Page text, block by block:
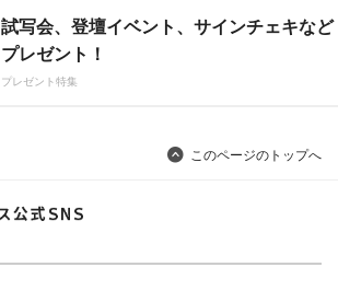
試写会、登壇イベント、サインチェキなど
プレゼント！
プレゼント特集
このページのトップへ